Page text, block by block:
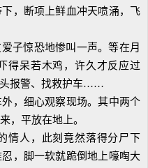
，断项上鲜血冲天喷涌，飞
惊恐地惨叫一声。等在月
得呆若木鸡，许久才反应过
报警、找救护车……
，细心观察现场。其中两个
，平放在地上。
人，此刻竟然落得分尸下
，脚一软就跪倒地上嚎啕大